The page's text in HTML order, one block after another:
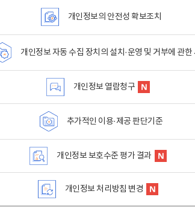
개인정보의 안전성 확보조치
개인정보 자동 수집 장치의 설치·운영 및 거부에 관한
개인정보 열람청구
추가적인 이용·제공 판단기준
개인정보 보호수준 평가 결과
개인정보 처리방침 변경